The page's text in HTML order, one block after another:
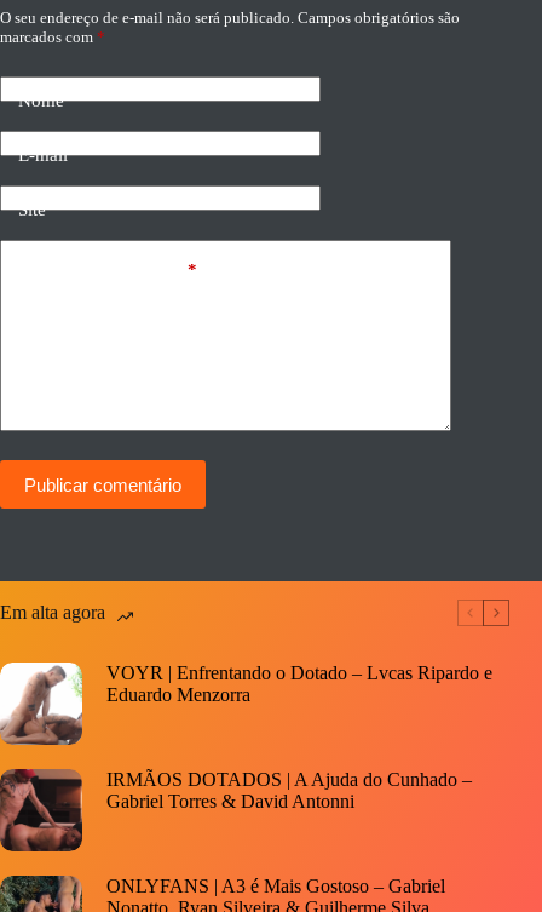
O seu endereço de e-mail não será publicado. Campos obrigatórios são
marcados com *
Nome
E-mail
Site
*
Publicar comentário
Em alta agora
VOYR | Enfrentando o Dotado – Lvcas Ripardo e
Eduardo Menzorra
IRMÃOS DOTADOS | A Ajuda do Cunhado –
Gabriel Torres & David Antonni
ONLYFANS | A3 é Mais Gostoso – Gabriel